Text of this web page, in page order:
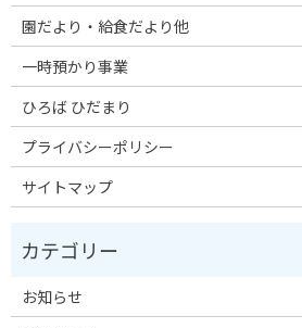
園だより・給食だより他
一時預かり事業
ひろば ひだまり
プライバシーポリシー
サイトマップ
お知らせ